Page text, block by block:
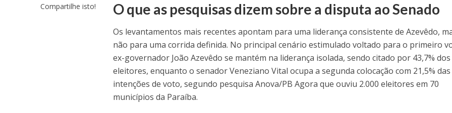
Compartilhe isto! O que as pesquisas dizem sobre a disputa ao Senado
Os levantamentos mais recentes apontam para uma liderança consistente de Azevêdo,
não para uma corrida definida. No principal cenário estimulado voltado para o primeiro
ex-governador João Azevêdo se mantém na liderança isolada, sendo citado por 43,7% dos
eleitores, enquanto o senador Veneziano Vital ocupa a segunda colocação com 21,5% das
intenções de voto, segundo pesquisa Anova/PB Agora que ouviu 2.000 eleitores em 70
municípios da Paraíba.